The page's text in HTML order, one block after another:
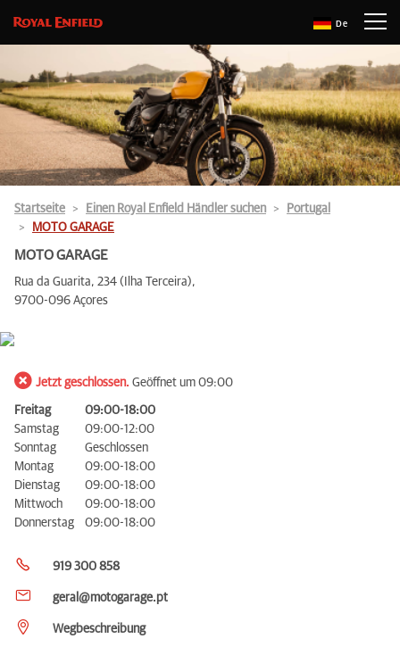
De
Startseite Einen Royal Enfield Händler suchen
Portugal
MOTO GARAGE
MOTO GARAGE
Rua da Guarita, 234 (Ilha Terceira),
9700-096 Açores
Jetzt geschlossen. Geöffnet um 09:00
Freitag
09:00-18:00
Samstag
09:00-12:00
Sonntag
Geschlossen
Montag
09:00-18:00
Dienstag
09:00-18:00
Mittwoch
09:00-18:00
Donnerstag
09:00-18:00
919 300 858
geral@motogarage.pt
Wegbeschreibung